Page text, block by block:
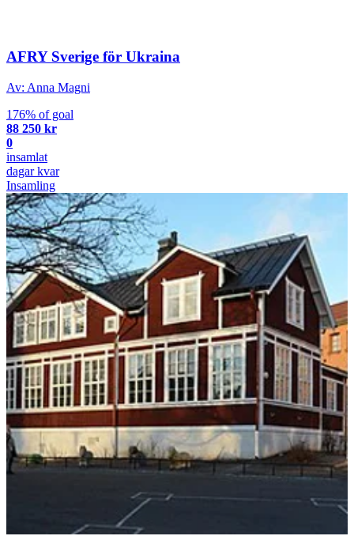
AFRY Sverige för Ukraina
Av: Anna Magni
176% of goal
88 250 kr
0
insamlat
dagar kvar
Insamling